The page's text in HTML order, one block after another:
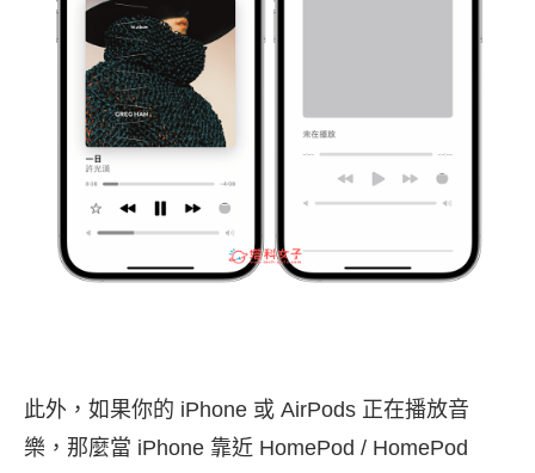
此外，如果你的 iPhone 或 AirPods 正在播放音
樂，那麼當 iPhone 靠近 HomePod / HomePod